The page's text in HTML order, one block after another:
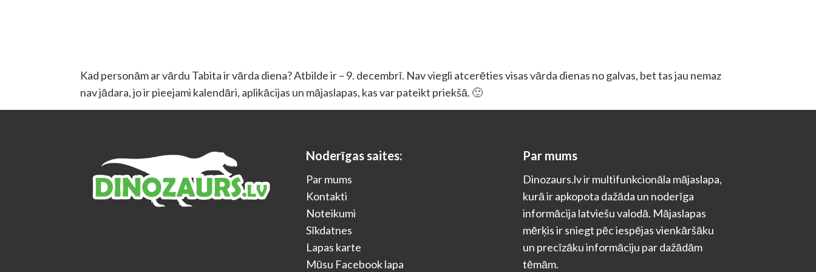
Kad personām ar vārdu Tabita ir vārda diena? Atbilde ir – 9. decembrī. Nav viegli atcerēties visas vārda dienas no galvas, bet tas jau nemaz
nav jādara, jo ir pieejami kalendāri, aplikācijas un mājaslapas, kas var pateikt priekšā. 🙂
Noderīgas saites:
Par mums
Kontakti
Noteikumi
Sīkdatnes
Lapas karte
Mūsu Facebook lapa
Par mums
Dinozaurs.lv ir multifunkcionāla mājaslapa,
kurā ir apkopota dažāda un noderīga
informācija latviešu valodā. Mājaslapas
mērķis ir sniegt pēc iespējas vienkāršāku
un precīzāku informāciju par dažādām
tēmām.